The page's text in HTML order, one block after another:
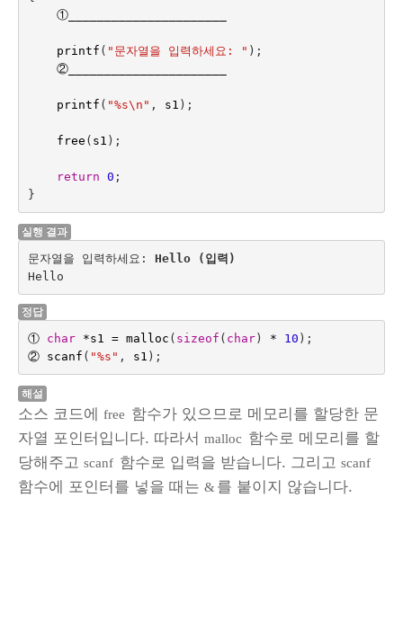
①______________________
printf ( "문자열을 입력하세요: " );
②______________________
printf ( "%s\n " , s1 );
free ( s1 );
return 0 ;
}
실행 결과
문자열을 입력하세요: Hello (입력)
정답
① char *s1 = malloc ( sizeof ( char) * 10 );
②
scanf ( "%s" , s1 );
해설
소스 코드에 free 함수가 있으므로 메모리를 할당한 문
자열 포인터입니다. 따라서 malloc 함수로 메모리를 할
당해주고 scanf 함수로 입력을 받습니다. 그리고 scanf
함수에 포인터를 넣을 때는 & 를 붙이지 않습니다.